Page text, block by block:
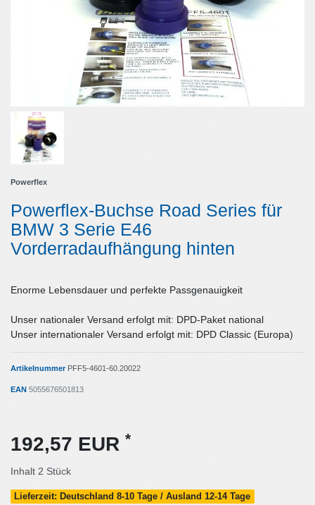
Powerflex
Powerflex-Buchse Road Series für
BMW 3 Serie E46
Vorderradaufhängung hinten
Enorme Lebensdauer und perfekte Passgenauigkeit
Unser nationaler Versand erfolgt mit: DPD-Paket national
Unser internationaler Versand erfolgt mit: DPD Classic (Europa)
Artikelnummer PFF5-4601-60.20022
EAN 5055676501813
192,57 EUR *
Inhalt 2 Stück
Lieferzeit: Deutschland 8-10 Tage / Ausland 12-14 Tage